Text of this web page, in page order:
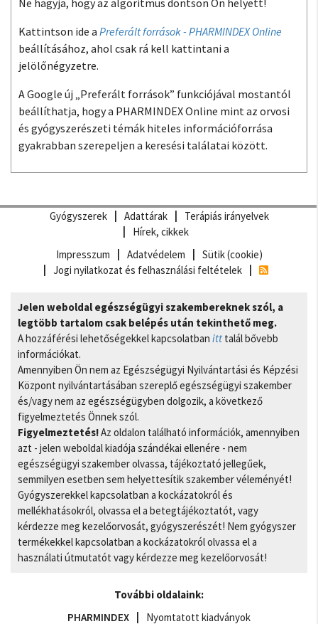
Ne hagyja, hogy az algoritmus döntsön Ön helyett!
Kattintson ide a Preferált források - PHARMINDEX Online
beállításához, ahol csak rá kell kattintani a
jelölőnégyzetre.
A Google új „Preferált források” funkciójával mostantól
beállíthatja, hogy a PHARMINDEX Online mint az orvosi
és gyógyszerészeti témák hiteles információforrása
gyakrabban szerepeljen a keresési találatai között.
Gyógyszerek Adattárak
Terápiás irányelvek
Hírek, cikkek
Impresszum
Adatvédelem
Sütik (cookie)
Jogi nyilatkozat és felhasználási feltételek
Jelen weboldal egészségügyi szakembereknek szól, a
legtöbb tartalom csak belépés után tekinthető meg.
A hozzáférési lehetőségekkel kapcsolatban itt talál bővebb
információkat.
Amennyiben Ön nem az Egészségügyi Nyilvántartási és Képzési
Központ nyilvántartásában szereplő egészségügyi szakember
és/vagy nem az egészségügyben dolgozik, a következő
figyelmeztetés Önnek szól.
Figyelmeztetés!Az oldalon található információk, amennyiben
azt - jelen weboldal kiadója szándékai ellenére - nem
egészségügyi szakember olvassa, tájékoztató jellegűek,
semmilyen esetben sem helyettesítik szakember véleményét!
Gyógyszerekkel kapcsolatban a kockázatokról és
mellékhatásokról, olvassa el a betegtájékoztatót, vagy
kérdezze meg kezelőorvosát, gyógyszerészét! Nem gyógyszer
termékekkel kapcsolatban a kockázatokról olvassa el a
használati útmutatót vagy kérdezze meg kezelőorvosát!
További oldalaink:
PHARMINDEX
Nyomtatott kiadványok